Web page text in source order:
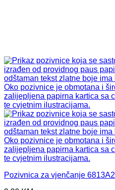
Pozivnica za vjenčanje 6813A2